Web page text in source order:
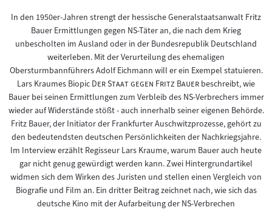
In den 1950er-Jahren strengt der hessische Generalstaatsanwalt Fritz
Bauer Ermittlungen gegen NS-Täter an, die nach dem Krieg
unbescholten im Ausland oder in der Bundesrepublik Deutschland
weiterleben. Mit der Verurteilung des ehemaligen
Obersturmbannführers Adolf Eichmann will er ein Exempel statuieren.
Lars Kraumes Biopic "Der Staat gegen Fritz Bauer"beschreibt, wie
Bauer bei seinen Ermittlungen zum Verbleib des NS-Verbrechers immer
wieder auf Widerstände stößt - auch innerhalb seiner eigenen Behörde.
Fritz Bauer, der Initiator der Frankfurter Auschwitzprozesse, gehört zu
den bedeutendsten deutschen Persönlichkeiten der Nachkriegsjahre.
Im Interview erzählt Regisseur Lars Kraume, warum Bauer auch heute
gar nicht genug gewürdigt werden kann. Zwei Hintergrundartikel
widmen sich dem Wirken des Juristen und stellen einen Vergleich von
Biografie und Film an. Ein dritter Beitrag zeichnet nach, wie sich das
deutsche Kino mit der Aufarbeitung der NS-Verbrechen